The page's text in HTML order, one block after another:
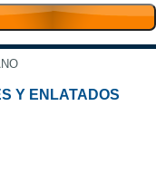
Y ENLATADOS